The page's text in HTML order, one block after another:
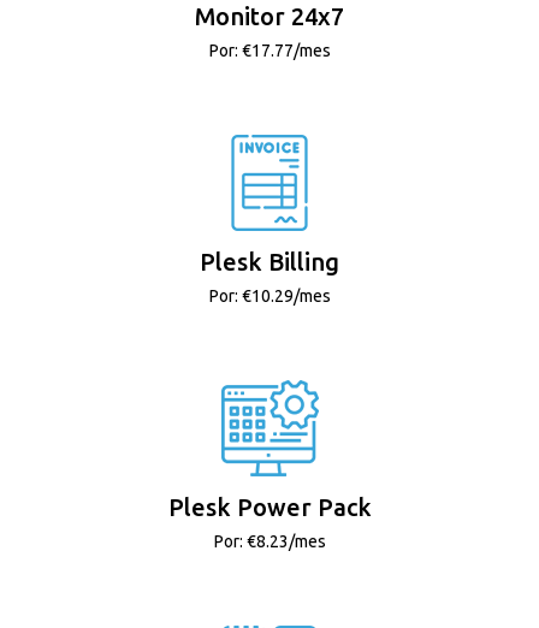
Monitor 24x7
Por: €17.77/mes
Plesk Billing
Por: €10.29/mes
Plesk Power Pack
Por: €8.23/mes